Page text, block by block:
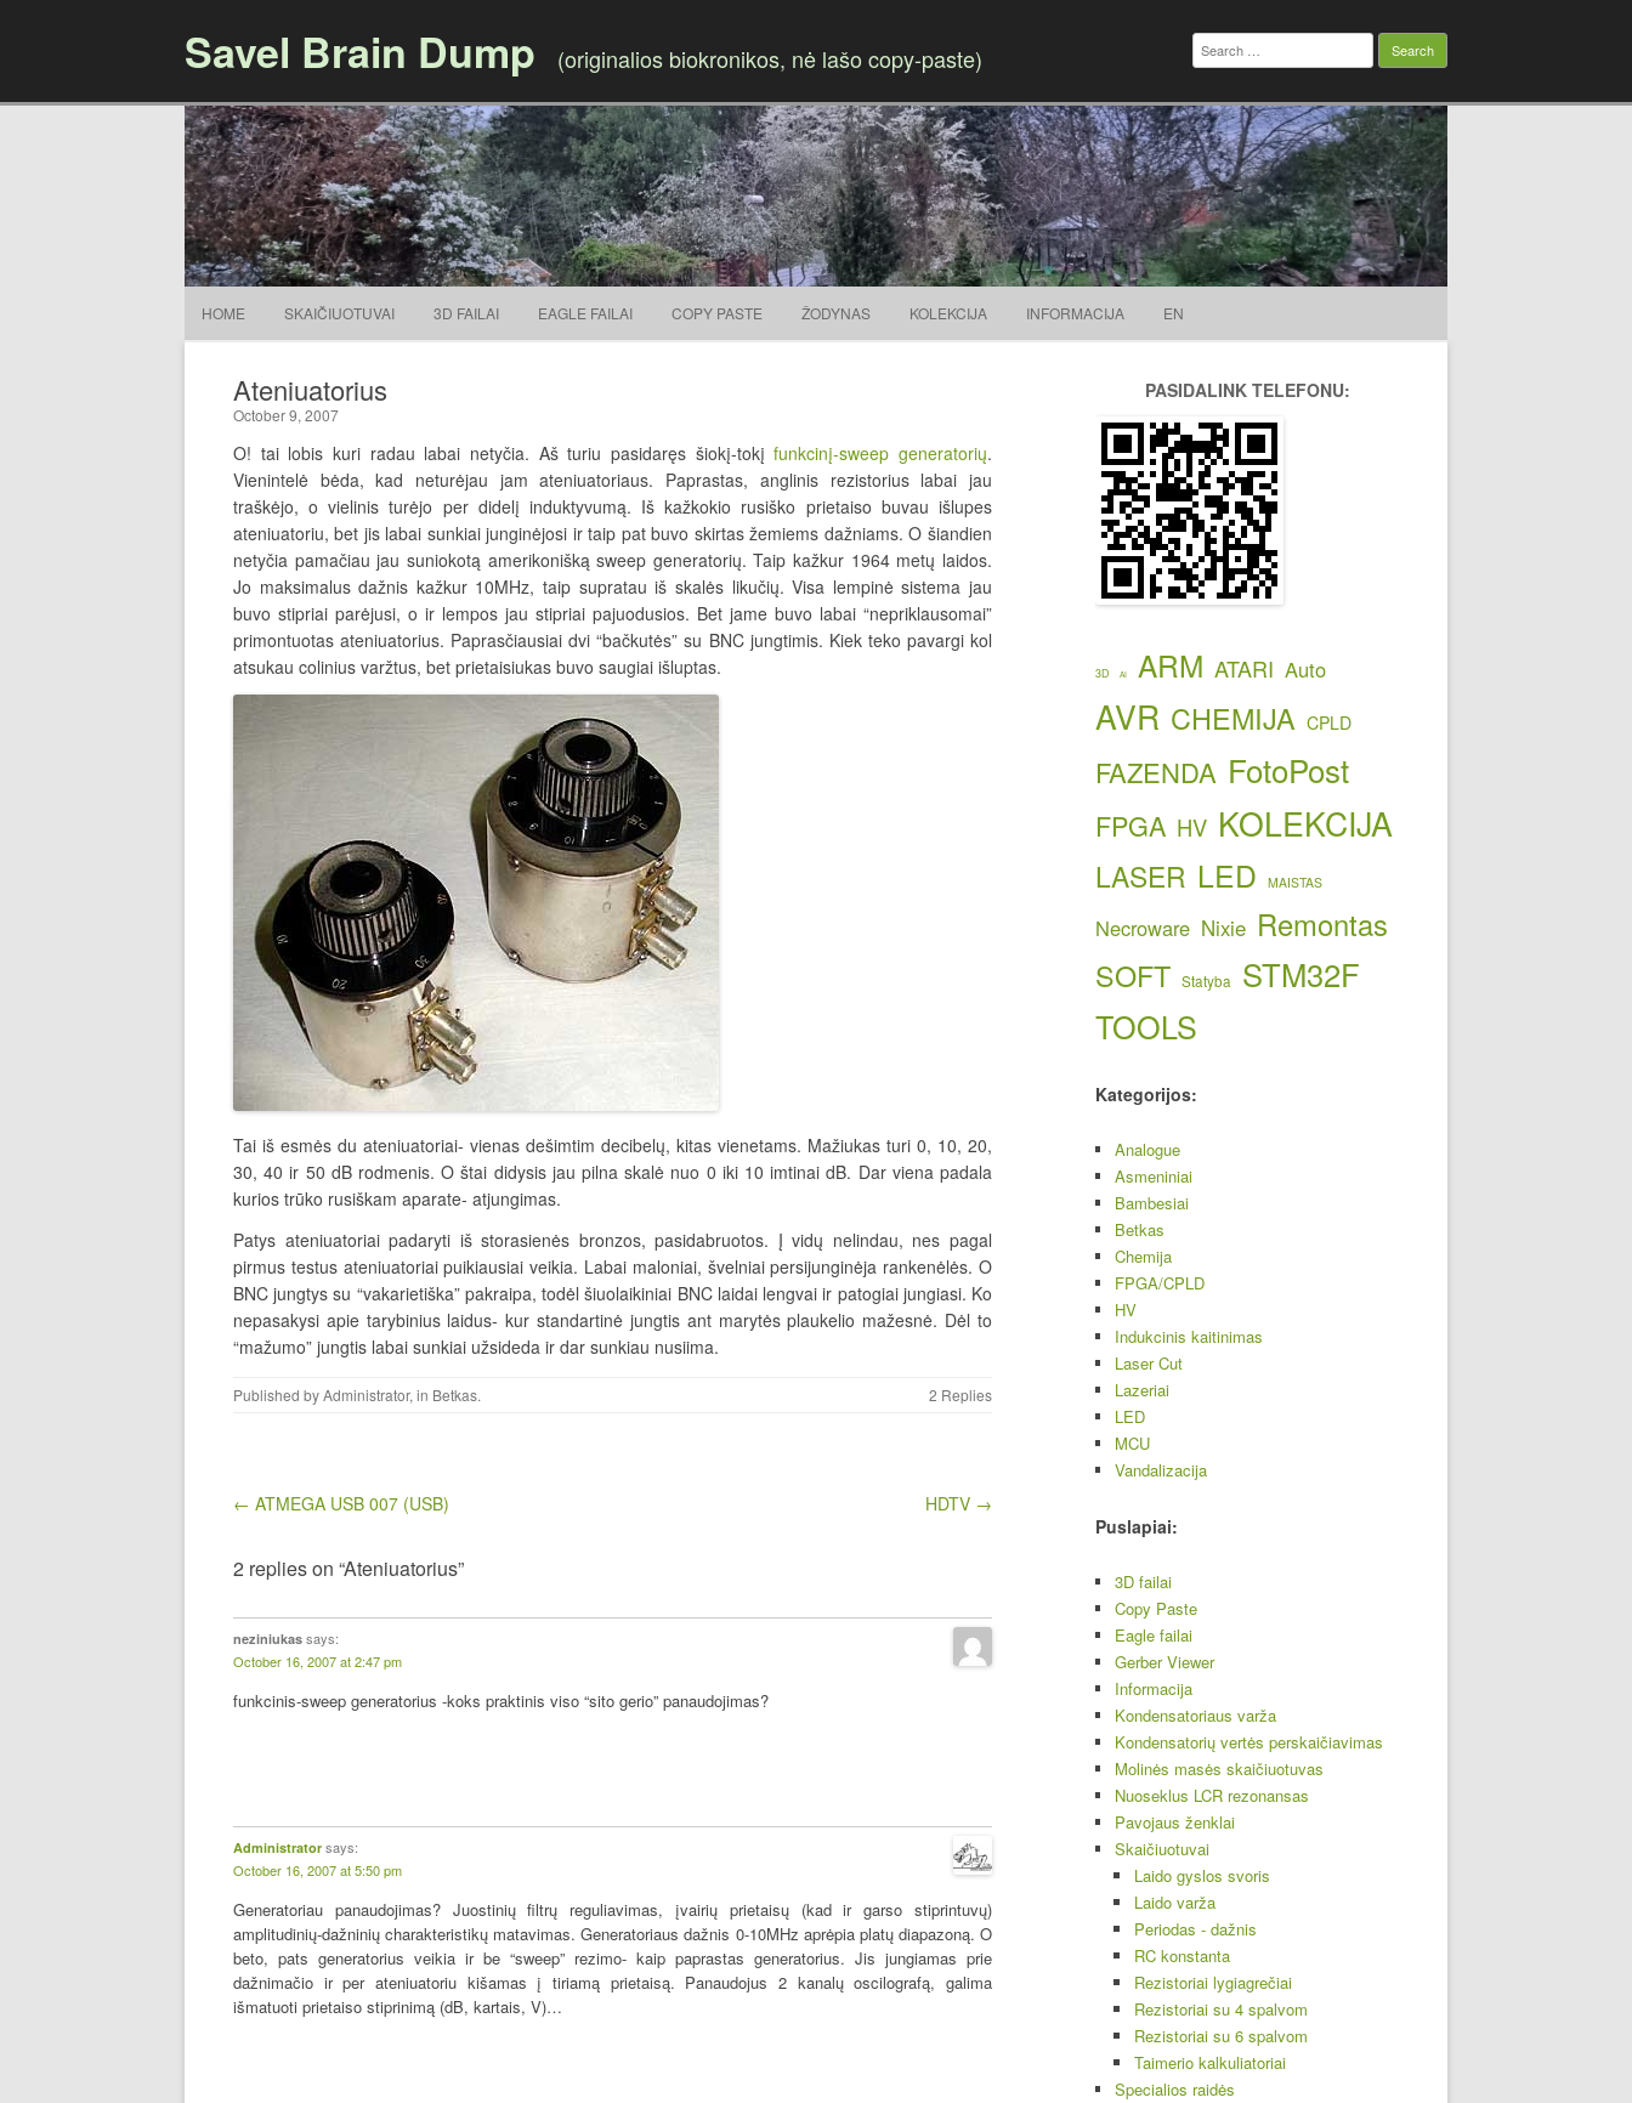
Savel Brain Dump (originalios biokronikos, nė lašo copy-paste)
Search
for:
HOME SKAIČIUOTUVAI 3D FAILAI EAGLE FAILAI COPY PASTE ŽODYNAS KOLEKCIJA INFORMACIJA EN
Ateniuatorius
October 9, 2007
O! tai lobis kuri radau labai netyčia. Aš turiu pasidaręs šiokį-tokįfunkcinį-sweep generatorių.
Vienintelė bėda, kad neturėjau jam ateniuatoriaus. Paprastas, anglinis rezistorius labai jau
traškėjo, o vielinis turėjo per didelį induktyvumą. Iš kažkokio rusiško prietaiso buvau išlupes
ateniuatoriu, bet jis labai sunkiai junginėjosi ir taip pat buvo skirtas žemiems dažniams. O šiandien
netyčia pamačiau jau suniokotą amerikonišką sweep generatorių. Taip kažkur 1964 metų laidos.
Jo maksimalus dažnis kažkur 10MHz, taip supratau iš skalės likučių. Visa lempinė sistema jau
buvo stipriai parėjusi, o ir lempos jau stipriai pajuodusios. Bet jame buvo labai “nepriklausomai”
primontuotas ateniuatorius. Paprasčiausiai dvi “bačkutės” su BNC jungtimis. Kiek teko pavargi kol
atsukau colinius varžtus, bet prietaisiukas buvo saugiai išluptas.
Tai iš esmės du ateniuatoriai- vienas dešimtim decibelų, kitas vienetams. Mažiukas turi 0, 10, 20,
30, 40 ir 50 dB rodmenis. O štai didysis jau pilna skalė nuo 0 iki 10 imtinai dB. Dar viena padala
kurios trūko rusiškam aparate- atjungimas.
Patys ateniuatoriai padaryti iš storasienės bronzos, pasidabruotos. Į vidų nelindau, nes pagal
pirmus testus ateniuatoriai puikiausiai veikia. Labai maloniai, švelniai persijunginėja rankenėlės. O
BNC jungtys su “vakarietiška” pakraipa, todėl šiuolaikiniai BNC laidai lengvai ir patogiai jungiasi. Ko
nepasakysi apie tarybinius laidus- kur standartinė jungtis ant marytės plaukelio mažesnė. Dėl to
“mažumo” jungtis labai sunkiai užsideda ir dar sunkiau nusiima.
Published byAdministrator, in Betkas. 2 Replies
Post navigation
← ATMEGA USB 007 (USB) HDTV →
2 replies on “Ateniuatorius”
neziniukas says:
October 16, 2007 at 2:47 pm
funkcinis-sweep generatorius -koks praktinis viso “sito gerio” panaudojimas?
Administrator says:
October 16, 2007 at 5:50 pm
Generatoriau panaudojimas? Juostinių filtrų reguliavimas, įvairių prietaisų (kad ir garso stiprintuvų)
amplitudinių-dažninių charakteristikų matavimas. Generatoriaus dažnis 0-10MHz aprėpia platų diapazoną. O
beto, pats generatorius veikia ir be “sweep” rezimo- kaip paprastas generatorius. Jis jungiamas prie
dažnimačio ir per ateniuatoriu kišamas į tiriamą prietaisą. Panaudojus 2 kanalų oscilografą, galima
išmatuoti prietaiso stiprinimą (dB, kartais, V)…
PASIDALINK TELEFONU:
3D AI ARM ATARI Auto
AVR CHEMIJA CPLD
FAZENDA FotoPost
FPGA HV KOLEKCIJA
LASER LED MAISTAS
Necroware Nixie Remontas
SOFT Statyba
STM32F
TOOLS
Kategorijos:
Analogue
Asmeniniai
Bambesiai
Betkas
Chemija
FPGA/CPLD
HV
Indukcinis kaitinimas
Laser Cut
Lazeriai
LED
MCU
Vandalizacija
Puslapiai:
3D failai
Copy Paste
Eagle failai
Gerber Viewer
Informacija
Kondensatoriaus varža
Kondensatorių vertės perskaičiavimas
Molinės masės skaičiuotuvas
Nuoseklus LCR rezonansas
Pavojaus ženklai
Skaičiuotuvai
Laido gyslos svoris
Laido varža
Periodas - dažnis
RC konstanta
Rezistoriai lygiagrečiai
Rezistoriai su 4 spalvom
Rezistoriai su 6 spalvom
Taimerio kalkuliatoriai
Specialios raidės